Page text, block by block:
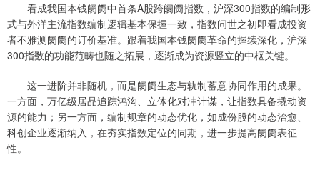
看成我国本钱阛阓中首条A股跨阛阓指数，沪深300指数的编制形
式与外洋主流指数编制逻辑基本保握一致，指数问世之初即看成投资
者不雅测阛阓的订价基准。跟着我国本钱阛阓革命的握续深化，沪深
300指数的功能范畴也随之拓展，逐渐成为资源竖立的中枢关键。
这一进阶并非随机，而是阛阓生态与轨制蓄意协同作用的成果。
一方面，万亿级居品追踪鸿沟、立体化对冲计谋，让指数具备撬动资
源的能力；另一方面，编制规章的动态优化，如成份股的动态治愈、
科创企业逐渐纳入，在夯实指数定位的同期，进一步提高阛阓表征
性。